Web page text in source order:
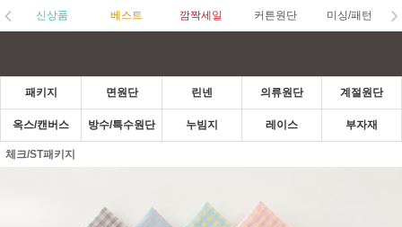
신상품 베스트 깜짝세일 커튼원단 미싱/패턴
패키지 면원단 린넨 의류원단 계절원단
옥스/캔버스 방수/특수원단 누빔지 레이스 부자재
체크/ST패키지